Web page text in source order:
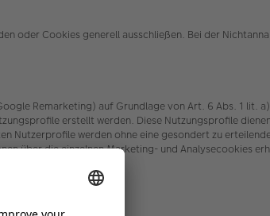
oder Cookies generell ausschließen. Bei der
Remarketing) auf Grundlage von Art. 6 Abs. 1 lit.
erstellt werden. Diese Nutzungsprofile
Nutzerprofile werden ohne eine gesondert zu
über die einzelnen Marketing- und Analysecookies